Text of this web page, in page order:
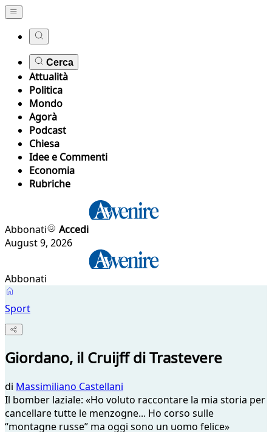
Cerca
Attualità
Politica
Mondo
Agorà
Podcast
Chiesa
Idee e Commenti
Economia
Rubriche
Abbonati
Accedi
August 9, 2026
Abbonati
Sport
Giordano, il Cruijff di Trastevere
di Massimiliano Castellani
Il bomber laziale: «Ho voluto raccontare la mia storia per
cancellare tutte le menzogne... Ho corso sulle
“montagne russe” ma oggi sono un uomo felice»